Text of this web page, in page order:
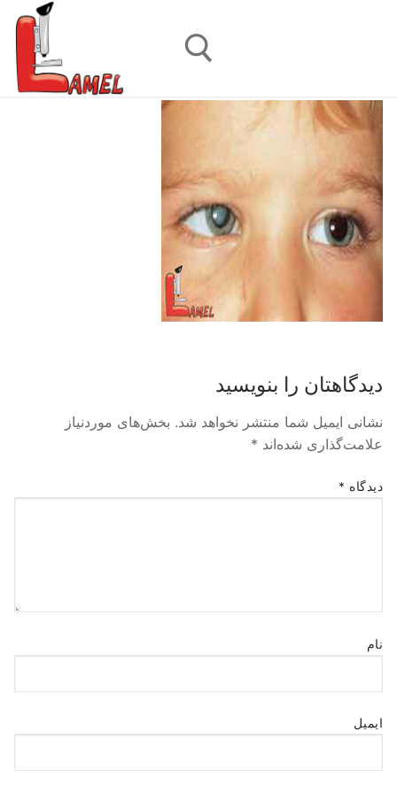
جستجو برای:
دیدگاهتان را بنویسید
نشانی ایمیل شما منتشر نخواهد شد. بخش‌های موردنیاز
علامت‌گذاری شده‌اند *
دیدگاه *
نام
ایمیل